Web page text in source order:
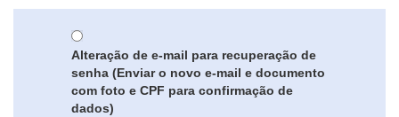
Alteração de e-mail para recuperação de
senha (Enviar o novo e-mail e documento
com foto e CPF para confirmação de
dados)